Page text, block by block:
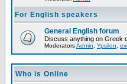
For English speakers
General English forum
Discuss anything on Greek
ModeratorsAdmin Ypsilon
Who is Online